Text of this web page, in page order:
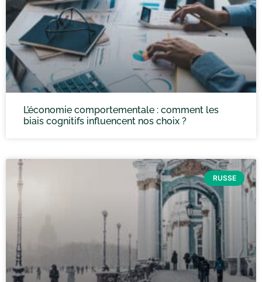
L’économie comportementale : comment les
biais cognitifs influencent nos choix ?
RUSSE